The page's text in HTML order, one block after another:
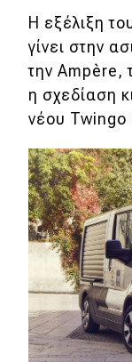
Η εξέλιξη
γίνει στην
την Ampère,
η σχεδίαση
νέου Twingo